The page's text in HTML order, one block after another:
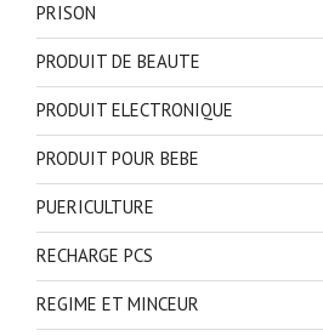
PRISON
PRODUIT DE BEAUTE
PRODUIT ELECTRONIQUE
PRODUIT POUR BEBE
PUERICULTURE
RECHARGE PCS
REGIME ET MINCEUR